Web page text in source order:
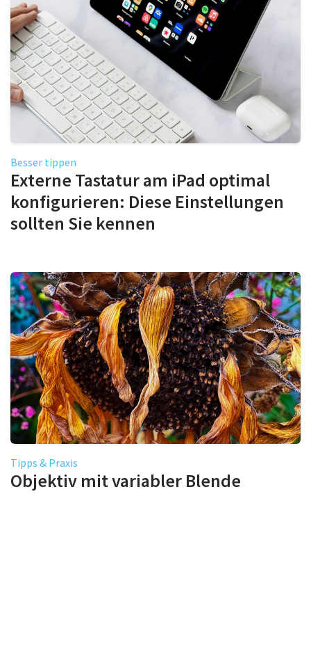
Besser tippen
Externe Tastatur am iPad optimal
konfigurieren: Diese Einstellungen
sollten Sie kennen
Tipps & Praxis
Objektiv mit variabler Blende